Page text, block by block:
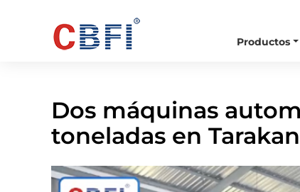
Productos
Dos máquinas
toneladas en